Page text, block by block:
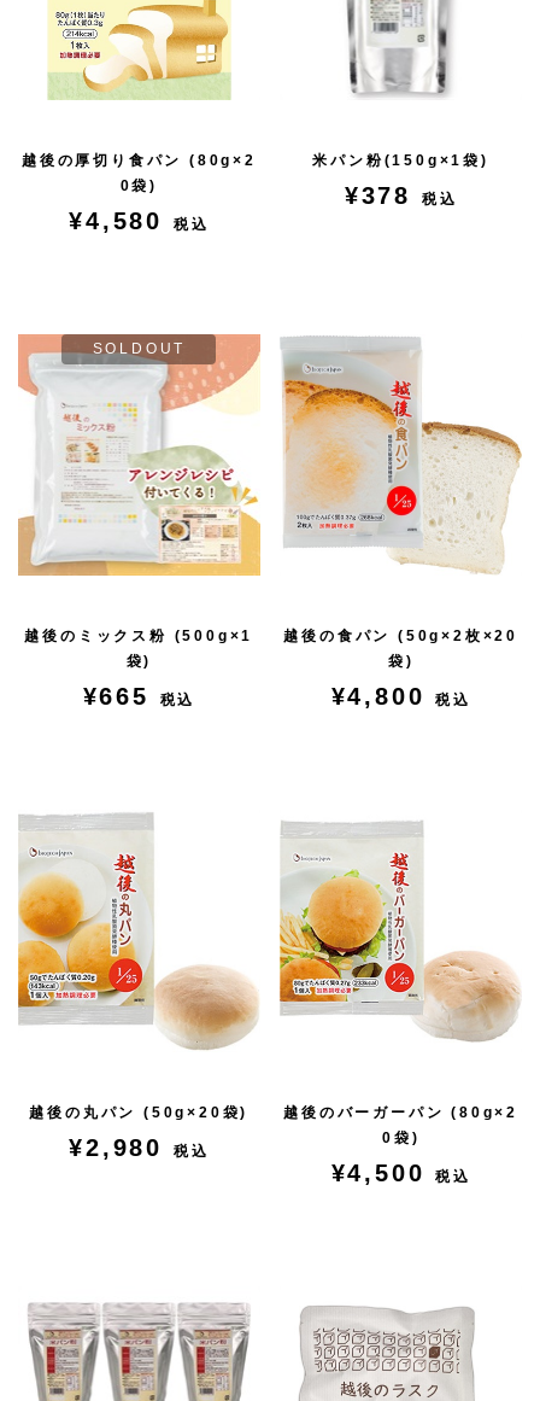
越後の厚切り食パン (80g×2
0袋)
¥4,580 税込
米パン粉(150g×1袋)
¥378 税込
SOLDOUT
越後のミックス粉 (500g×1
袋)
¥665 税込
越後の食パン (50g×2枚×20
袋)
¥4,800税込
越後の丸パン (50g×20袋)
¥2,980 税込
越後のバーガーパン (80g×2
0袋)
¥4,500税込